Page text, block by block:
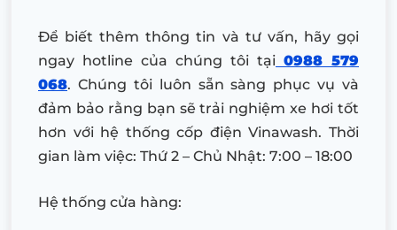
Để biết thêm thông tin và tư vấn, hãy gọi
ngay hotline của chúng tôi tại 0988 579
068. Chúng tôi luôn sẵn sàng phục vụ và
đảm bảo rằng bạn sẽ trải nghiệm xe hơi tốt
hơn với hệ thống cốp điện Vinawash. Thời
gian làm việc: Thứ 2 – Chủ Nhật: 7:00 – 18:00
Hệ thống cửa hàng: